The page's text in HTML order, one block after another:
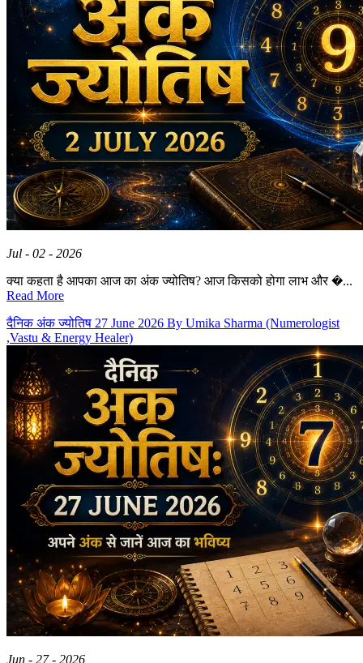
Jul - 02 - 2026
क्या कहता है आपका आज का अंक ज्योतिष? आज किसको होगा लाभ और �...
Read More
दैनिक अंक ज्योतिष 27 June 2026 By Umika Sharma (Numerologist
,Vastu & Energy Healer)
Jun - 27 - 2026